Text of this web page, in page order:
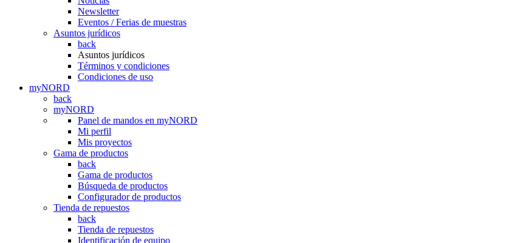
Newsletter
Eventos / Ferias de muestras
Asuntos jurídicos
back
Asuntos jurídicos
Términos y condiciones
Condiciones de uso
myNORD
back
myNORD
Panel de mandos en myNORD
Mi perfil
Mis proyectos
Gama de productos
back
Gama de productos
Búsqueda de productos
Configurador de productos
Tienda de repuestos
back
Tienda de repuestos
Identificación de equipo